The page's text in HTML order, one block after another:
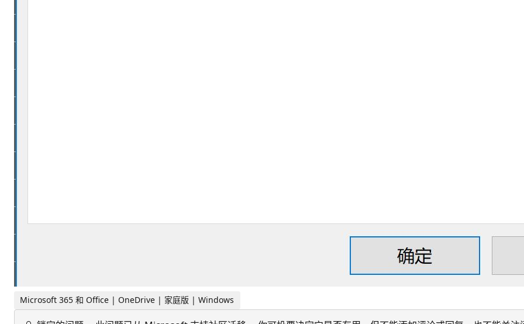
Microsoft 365 和 Office | OneDrive | 家庭版 | Windows